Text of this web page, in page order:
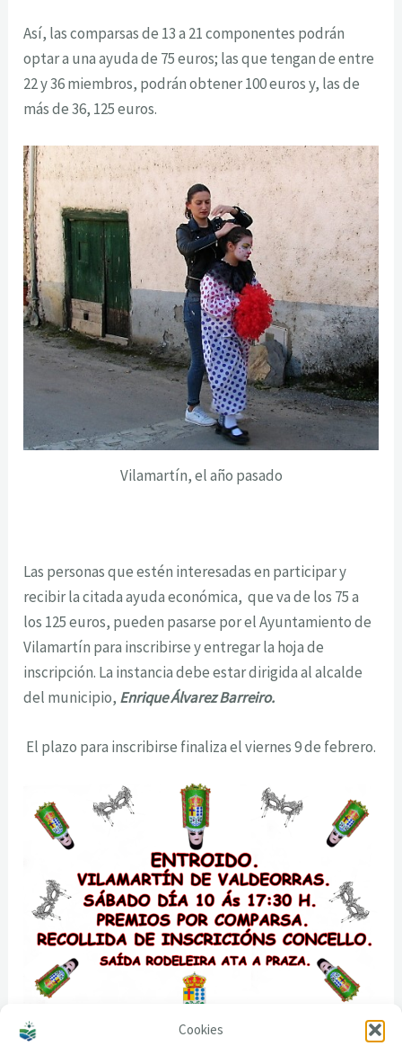
Cookies
Así, las comparsas de 13 a 21 componentes podrán
optar a una ayuda de 75 euros; las que tengan de entre
22 y 36 miembros, podrán obtener 100 euros y, las de
más de 36, 125 euros.
Vilamartín, el año pasado
Las personas que estén interesadas en participar y
recibir la citada ayuda económica, que va de los 75 a
los 125 euros, pueden pasarse por el Ayuntamiento de
Vilamartín para inscribirse y entregar la hoja de
inscripción. La instancia debe estar dirigida al alcalde
del municipio, Enrique Álvarez Barreiro.
El plazo para inscribirse finaliza el viernes 9 de febrero.
Cartel Entroido